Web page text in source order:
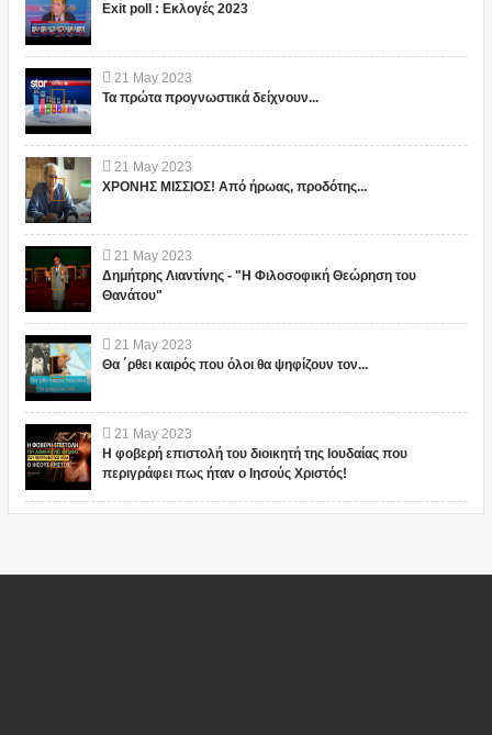
Exit poll : Εκλογές 2023
21 May 2023
Τα πρώτα προγνωστικά δείχνουν...
21 May 2023
ΧΡΟΝΗΣ ΜΙΣΣΙΟΣ! Από ήρωας, προδότης...
21 May 2023
Δημήτρης Λιαντίνης - "Η Φιλοσοφική Θεώρηση του
Θανάτου"
21 May 2023
Θα ΄ρθει καιρός που όλοι θα ψηφίζουν τον...
21 May 2023
Η φοβερή επιστολή του διοικητή της Ιουδαίας που
περιγράφει πως ήταν ο Ιησούς Χριστός!